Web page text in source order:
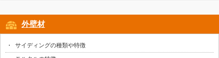
外壁材
サイディングの種類や特徴